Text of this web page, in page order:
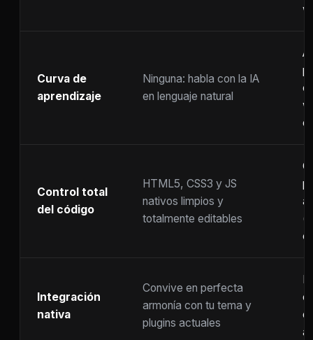
Curva de
aprendizaje
Ninguna: habla con la IA
en lenguaje natural
Control total
del código
HTML5, CSS3 y JS
nativos limpios y
totalmente editables
Integración
nativa
Convive en perfecta
armonía con tu tema y
plugins actuales